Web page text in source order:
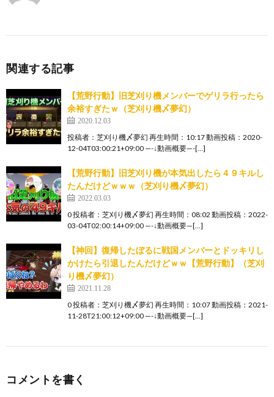
関連する記事
【荒野行動】旧芝刈り機メンバーでゲリラ行ったら
余裕すぎたｗ（芝刈り機〆夢幻）
2020.12.03
投稿者：芝刈り機〆夢幻 再生時間：10:17 動画投稿：2020-
12-04T03:00:21+09:00 —-↓動画概要—-[…]
【荒野行動】旧芝刈り機が本気出したら４９キルし
たんだけどｗｗｗ（芝刈り機〆夢幻）
2022.03.03
0 投稿者：芝刈り機〆夢幻 再生時間：08:02 動画投稿：2022-
03-04T02:00:14+09:00 —-↓動画概要—[…]
【神回】復帰したぼるに戦国メンバーとドッキリし
かけたら引退したんだけどｗｗ【荒野行動】（芝刈
り機〆夢幻）
2021.11.28
0 投稿者：芝刈り機〆夢幻 再生時間：10:07 動画投稿：2021-
11-28T21:00:12+09:00 —-↓動画概要—[…]
コメントを書く